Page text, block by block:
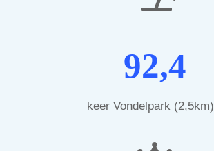
92,4
keer Vondelpark (2,5km)